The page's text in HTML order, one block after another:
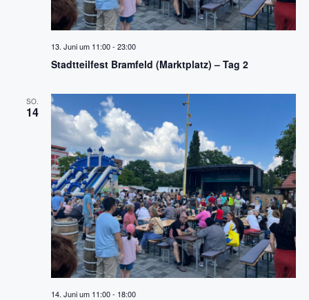
i
g
t
o
n
Stadtteilfest Bramfeld (Marktplatz) – Tag 2
13. Juni um 11:00- 23:00
SO.
14
14. Juni um 11:00- 18:00